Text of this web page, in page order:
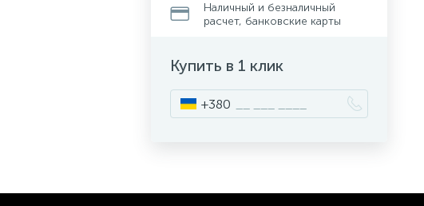
Наличный и безналичный
расчет, банковские карты
Купить в 1 клик
+380